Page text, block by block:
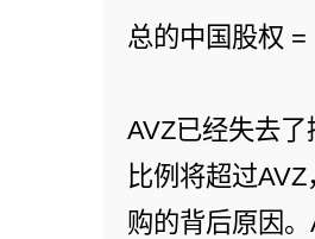
总的中国股权
AVZ已经失去
比例将超过
购的背后原因